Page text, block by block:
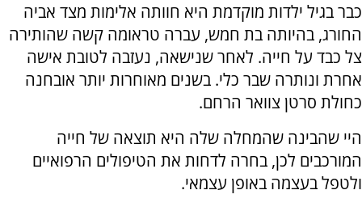
כבר בגיל ילדות מוקדמת היא חוותה אלימות מצד אביה
החורג, בהיותה בת חמש, עברה טראומה קשה שהותירה
צל כבד על חייה. לאחר שנישאה, נעזבה לטובת אישה
אחרת ונותרה שבר כלי. בשנים מאוחרות יותר אובחנה
כחולת סרטן צוואר הרחם.
היי שהבינה שהמחלה שלה היא תוצאה של חייה
המורכבים לכן, בחרה לדחות את הטיפולים הרפואיים
ולטפל בעצמה באופן עצמאי.